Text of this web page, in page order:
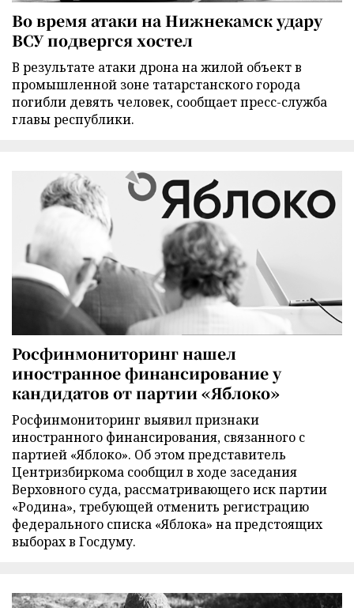
Во время атаки на Нижнекамск удару
ВСУ подвергся хостел
В результате атаки дрона на жилой объект в
промышленной зоне татарстанского города
погибли девять человек, сообщает пресс-служба
главы республики.
Росфинмониторинг нашел
иностранное финансирование у
кандидатов от партии «Яблоко»
Росфинмониторинг выявил признаки
иностранного финансирования, связанного с
партией «Яблоко». Об этом представитель
Центризбиркома сообщил в ходе заседания
Верховного суда, рассматривающего иск партии
«Родина», требующей отменить регистрацию
федерального списка «Яблока» на предстоящих
выборах в Госдуму.